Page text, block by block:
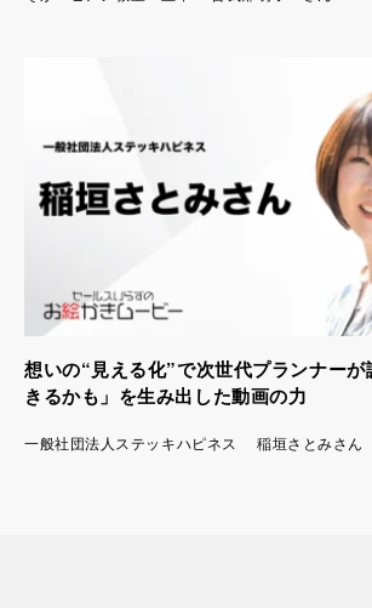
想いの“見える化”で次世代プランナー
きるかも」を生み出した動画の力
一般社団法人ステッキハピネス 稲垣さとみさん